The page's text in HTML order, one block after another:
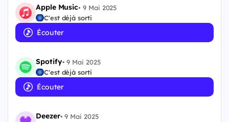
Apple Music•9 Mai 2025
C'est déjà sorti
Écouter
Spotify•9 Mai 2025
C'est déjà sorti
Écouter
Deezer•9 Mai 2025